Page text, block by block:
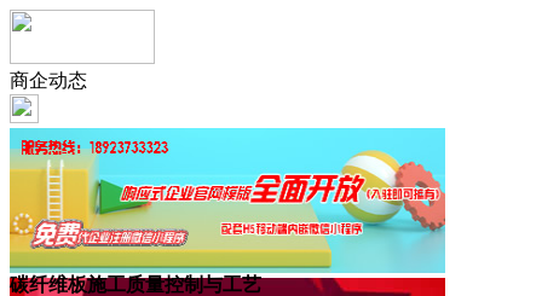
商企动态
碳纤维板施工质量控制与工艺